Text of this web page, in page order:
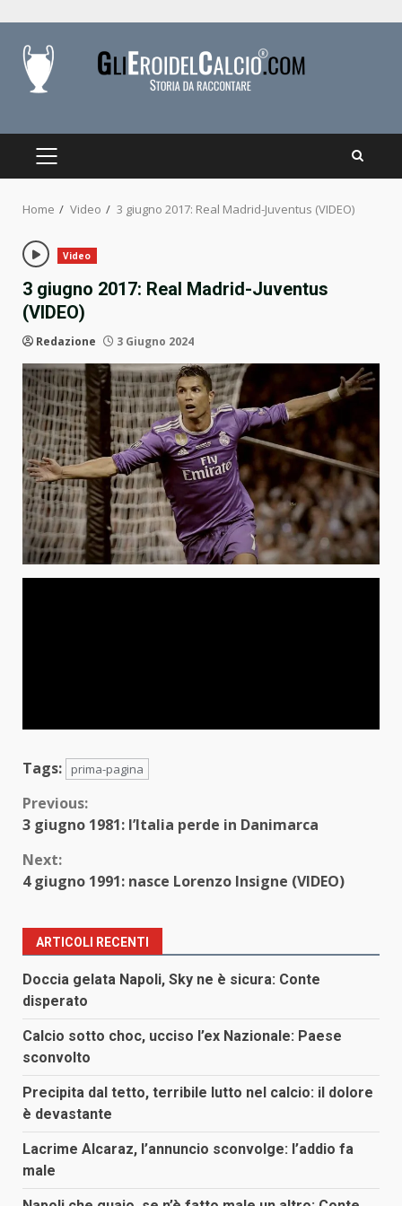
content
PRIMARY
Home Video 3 giugno 2017: Real Madrid-Juventus (VIDEO)
Video
3 giugno 2017: Real Madrid-Juventus
(VIDEO)
Redazione 3 Giugno 2024
Tags: prima-pagina
Continue
Reading
Previous:
3 giugno 1981: l’Italia perde in Danimarca
Next:
4 giugno 1991: nasce Lorenzo Insigne (VIDEO)
ARTICOLI RECENTI
Doccia gelata Napoli, Sky ne è sicura: Conte
disperato
Calcio sotto choc, ucciso l’ex Nazionale: Paese
sconvolto
Precipita dal tetto, terribile lutto nel calcio: il dolore
è devastante
Lacrime Alcaraz, l’annuncio sconvolge: l’addio fa
male